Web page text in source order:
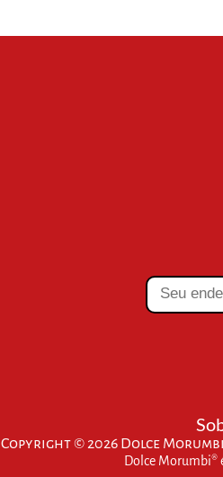
Copyright © 2026 Dolce
Dolce Morumbi®